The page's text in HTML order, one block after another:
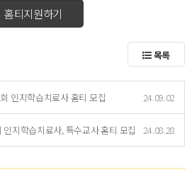
홈티지원하기
목록
인지학습치료사 홈티 모집 24.09.02
지학습치료사, 특수교사 홈티 모집 24.08.28